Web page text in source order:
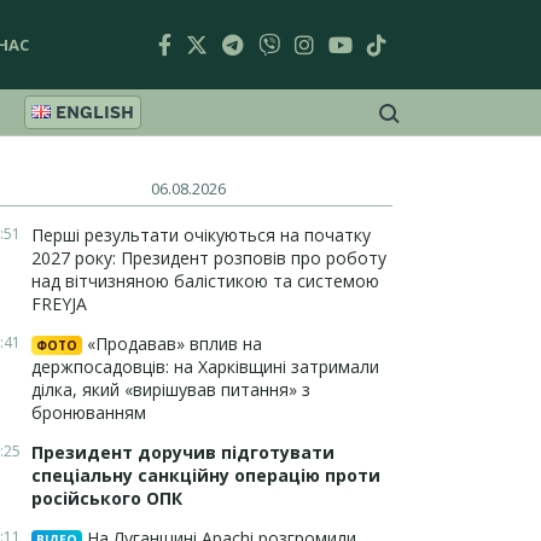
ENGLISH
06.08.2026
Перші результати очікуються на початку
2027 року: Президент розповів про роботу
над вітчизняною балістикою та системою
FREYJA
ФОТО
«Продавав» вплив на
держпосадовців: на Харківщині затримали
ділка, який «вирішував питання» з
бронюванням
Президент доручив підготувати
спеціальну санкційну операцію проти
російського ОПК